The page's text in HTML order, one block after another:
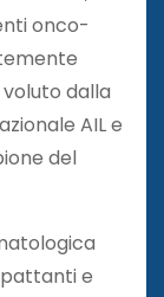
onco-
dalla
AIL e
del
e